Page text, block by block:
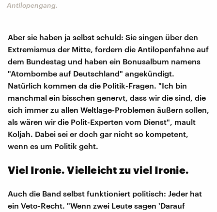
Antilopengang.
Aber sie haben ja selbst schuld: Sie singen über den
Extremismus der Mitte, fordern die Antilopenfahne auf
dem Bundestag und haben ein Bonusalbum namens
"Atombombe auf Deutschland" angekündigt.
Natürlich kommen da die Politik-Fragen. "Ich bin
manchmal ein bisschen genervt, dass wir die sind, die
sich immer zu allen Weltlage-Problemen äußern sollen,
als wären wir die Polit-Experten vom Dienst", mault
Koljah. Dabei sei er doch gar nicht so kompetent,
wenn es um Politik geht.
Viel Ironie. Vielleicht zu viel Ironie.
Auch die Band selbst funktioniert politisch: Jeder hat
ein Veto-Recht. "Wenn zwei Leute sagen 'Darauf